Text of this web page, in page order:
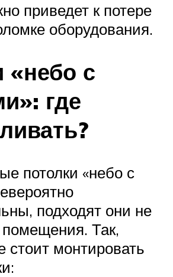
приведет к потере
оборудования.
«небо с
где
потолки «небо с
подходят они не
Так,
стоит монтировать